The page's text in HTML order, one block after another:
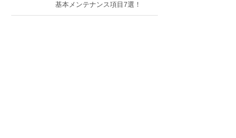
基本メンテナンス項目7選！